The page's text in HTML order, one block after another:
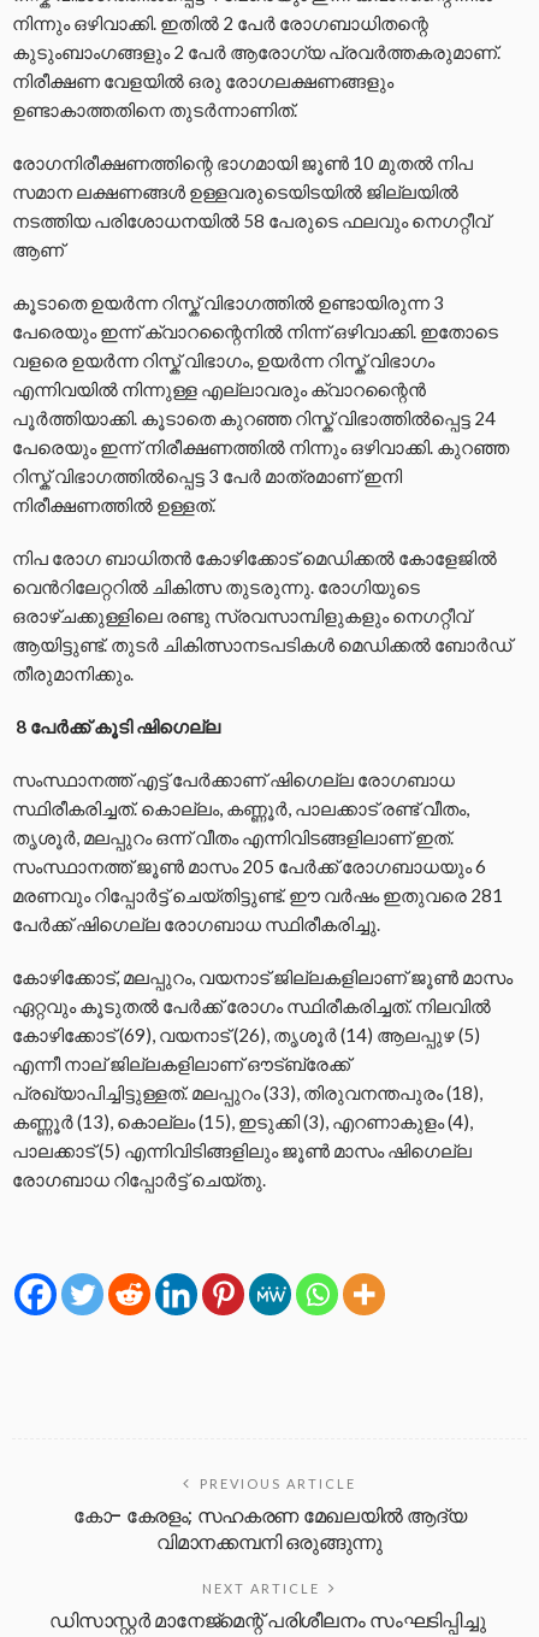
നിന്നും ഒഴിവാക്കി. ഇതിൽ 2 പേർ രോഗബാധിതന്റെ
കുടുംബാംഗങ്ങളും 2 പേർ ആരോഗ്യ പ്രവർത്തകരുമാണ്.
നിരീക്ഷണ വേളയിൽ ഒരു രോഗലക്ഷണങ്ങളും
ഉണ്ടാകാത്തതിനെ തുടർന്നാണിത്.
രോഗനിരീക്ഷണത്തിന്റെ ഭാഗമായി ജൂൺ 10 മുതൽ നിപ
സമാന ലക്ഷണങ്ങള്‍ ഉള്ളവരുടെയിടയില്‍ ജില്ലയില്‍
നടത്തിയ പരിശോധനയിൽ 58 പേരുടെ ഫലവും നെഗറ്റീവ്
ആണ്
കൂടാതെ ഉയർന്ന റിസ്ക് വിഭാഗത്തിൽ ഉണ്ടായിരുന്ന 3
പേരെയും ഇന്ന് ക്വാറന്റൈനിൽ നിന്ന് ഒഴിവാക്കി. ഇതോടെ
വളരെ ഉയർന്ന റിസ്ക് വിഭാഗം, ഉയർന്ന റിസ്ക് വിഭാഗം
എന്നിവയിൽ നിന്നുള്ള എല്ലാവരും ക്വാറന്റൈൻ
പൂർത്തിയാക്കി. കൂടാതെ കുറഞ്ഞ റിസ്ക് വിഭാത്തിൽപ്പെട്ട 24
പേരെയും ഇന്ന് നിരീക്ഷണത്തിൽ നിന്നും ഒഴിവാക്കി. കുറഞ്ഞ
റിസ്ക് വിഭാഗത്തിൽപ്പെട്ട 3 പേർ മാത്രമാണ് ഇനി
നിരീക്ഷണത്തിൽ ഉള്ളത്.
നിപ രോഗ ബാധിതൻ കോഴിക്കോട് മെഡിക്കൽ കോളേജിൽ
വെൻറിലേറ്ററിൽ ചികിത്സ തുടരുന്നു. രോഗിയുടെ
ഒരാഴ്ചക്കുള്ളിലെ രണ്ടു സ്രവസാമ്പിളുകളും നെഗറ്റീവ്
ആയിട്ടുണ്ട്. തുടർ ചികിത്സാനടപടികൾ മെഡിക്കൽ ബോർഡ്
തീരുമാനിക്കും.
8 പേർക്ക് കൂടി ഷിഗെല്ല
സംസ്ഥാനത്ത് എട്ട് പേർക്കാണ് ഷിഗെല്ല രോഗബാധ
സ്ഥിരീകരിച്ചത്. കൊല്ലം, കണ്ണൂർ, പാലക്കാട് രണ്ട് വീതം,
തൃശൂർ, മലപ്പുറം ഒന്ന് വീതം എന്നിവിടങ്ങളിലാണ് ഇത്.
സംസ്ഥാനത്ത് ജൂൺ മാസം 205 പേര്‍ക്ക് രോഗബാധയും 6
മരണവും റിപ്പോർട്ട് ചെയ്തിട്ടുണ്ട്. ഈ വർഷം ഇതുവരെ 281
പേർക്ക് ഷിഗെല്ല രോഗബാധ സ്ഥിരീകരിച്ചു.
കോഴിക്കോട്, മലപ്പുറം, വയനാട് ജില്ലകളിലാണ് ജൂൺ മാസം
ഏറ്റവും കൂടുതൽ പേർക്ക് രോഗം സ്ഥിരീകരിച്ചത്. നിലവിൽ
കോഴിക്കോട് (69), വയനാട് (26), തൃശൂർ (14) ആലപ്പുഴ (5)
എന്നീ നാല് ജില്ലകളിലാണ് ഔട്ബ്രേക്ക്
പ്രഖ്യാപിച്ചിട്ടുള്ളത്. മലപ്പുറം (33), തിരുവനന്തപുരം (18),
കണ്ണൂർ (13), കൊല്ലം (15), ഇടുക്കി (3), എറണാകുളം (4),
പാലക്കാട് (5) എന്നിവിടിങ്ങളിലും ജൂൺ മാസം ഷിഗെല്ല
രോഗബാധ റിപ്പോർട്ട് ചെയ്തു.
PREVIOUS ARTICLE
കോ- കേരളം; സഹകരണ മേഖലയിൽ ആദ്യ
വിമാനക്കമ്പനി ഒരുങ്ങുന്നു
NEXT ARTICLE
ഡിസാസ്റ്റര്‍ മാനേജ്‌മെന്റ് പരിശീലനം സംഘടിപ്പിച്ചു